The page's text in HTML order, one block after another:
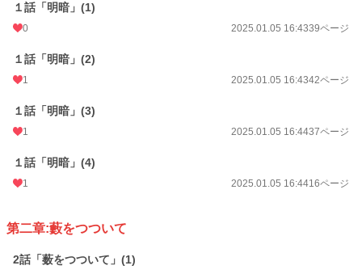
ページ数
更新日時
初回公開日時
週間ポイント 14 pt (820 位)
月間ポイント
年間ポイント 651 pt (1,616 位)
１話「明暗」(1)
0 2025.01.05 16:4339ページ
１話「明暗」(2)
1 2025.01.05 16:4342ページ
１話「明暗」(3)
1 2025.01.05 16:4437ページ
１話「明暗」(4)
1 2025.01.05 16:4416ページ
第二章:藪をつついて
2話「薮をつついて」(1)